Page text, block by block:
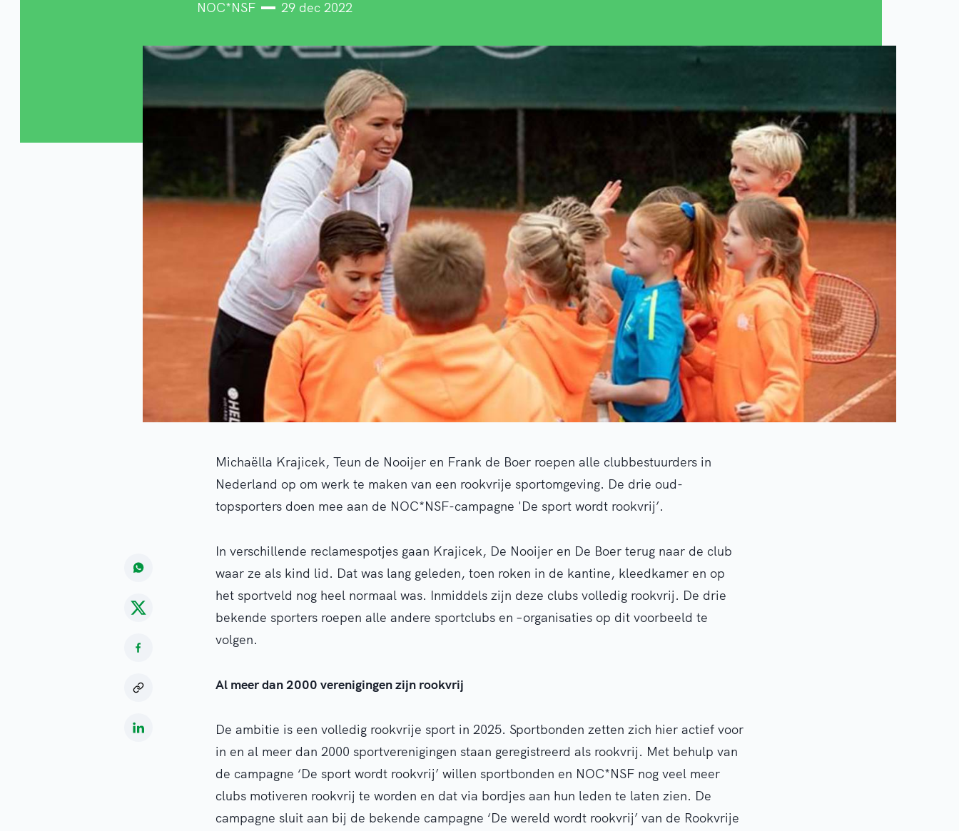
NOC*NSF 29 dec 2022
Michaëlla Krajicek, Teun de Nooijer en Frank de Boer roepen alle clubbestuurders in
Nederland op om werk te maken van een rookvrije sportomgeving. De drie oud-
topsporters doen mee aan de NOC*NSF-campagne 'De sport wordt rookvrij’.
In verschillende reclamespotjes gaan Krajicek, De Nooijer en De Boer terug naar de club
waar ze als kind lid. Dat was lang geleden, toen roken in de kantine, kleedkamer en op
het sportveld nog heel normaal was. Inmiddels zijn deze clubs volledig rookvrij. De drie
bekende sporters roepen alle andere sportclubs en –organisaties op dit voorbeeld te
volgen.
Al meer dan 2000 verenigingen zijn rookvrij
De ambitie is een volledig rookvrije sport in 2025. Sportbonden zetten zich hier actief voor
in en al meer dan 2000 sportverenigingen staan geregistreerd als rookvrij. Met behulp van
de campagne ‘De sport wordt rookvrij’ willen sportbonden en NOC*NSF nog veel meer
clubs motiveren rookvrij te worden en dat via bordjes aan hun leden te laten zien. De
campagne sluit aan bij de bekende campagne ‘De wereld wordt rookvrij’ van de Rookvrije